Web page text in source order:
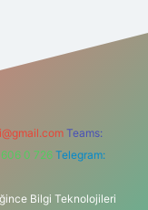
Teams:
0 726 Telegram:
Bilgi Teknolojileri